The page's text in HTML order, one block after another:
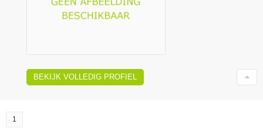
BEKIJK VOLLEDIG PROFIEL
1